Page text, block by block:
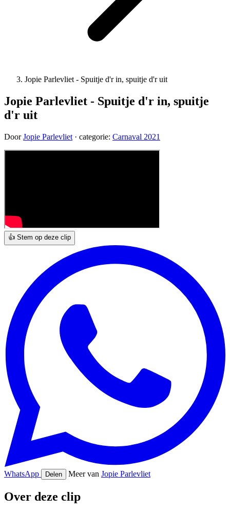
Jopie Parlevliet - Spuitje d'r in, spuitje d'r uit
Jopie Parlevliet - Spuitje d'r in, spuitje
d'r uit
DoorJopie Parlevliet · categorie: Carnaval 2021
👍 Stem op deze clip
WhatsApp Delen Meer van Jopie Parlevliet
Over deze clip